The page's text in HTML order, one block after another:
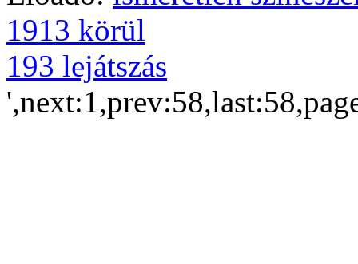
1913 körül
193 lejátszás